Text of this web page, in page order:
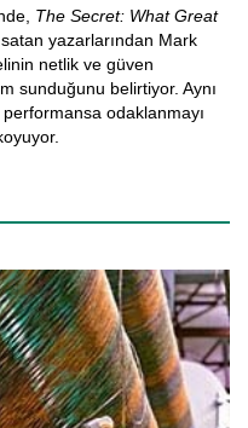
The Secret: What Great
satan yazarlarından Mark
netlik ve güven
sunduğunu belirtiyor. Aynı
odaklanmayı